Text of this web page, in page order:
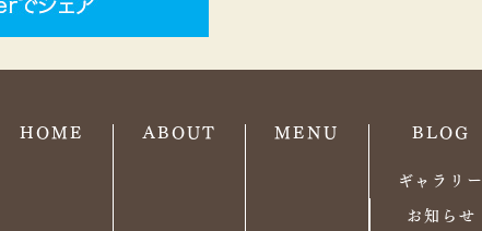
HOME ABOUT MENU BLOG
ギャラリー
お知らせ